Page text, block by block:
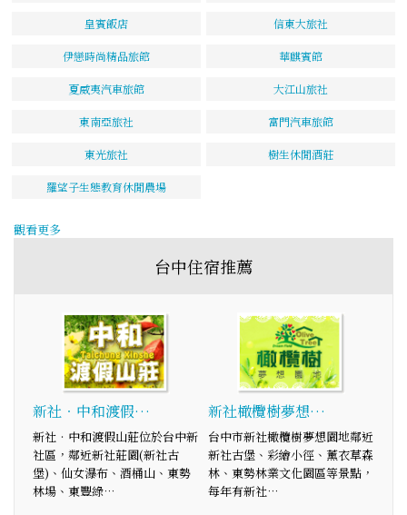
皇賓飯店 信東大旅社
伊戀時尚精品旅館 華麒賓館
夏威夷汽車旅館 大江山旅社
東南亞旅社 富門汽車旅館
東光旅社 樹生休閒酒莊
羅望子生態教育休閒農場
觀看更多
台中住宿推薦
新社‧中和渡假…
新社‧中和渡假山莊位於台中新
社區，鄰近新社莊園(新社古
堡)、仙女瀑布、酒桶山、東勢
林場、東豐綠…
新社橄欖樹夢想…
台中市新社橄欖樹夢想園地鄰近
新社古堡、彩繪小徑、薰衣草森
林、東勢林業文化園區等景點，
每年有新社…